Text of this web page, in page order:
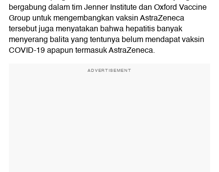
bergabung dalam tim Jenner Institute dan Oxford Vaccine
Group untuk mengembangkan vaksin AstraZeneca
tersebut juga menyatakan bahwa hepatitis banyak
menyerang balita yang tentunya belum mendapat vaksin
COVID-19 apapun termasuk AstraZeneca.
ADVERTISEMENT